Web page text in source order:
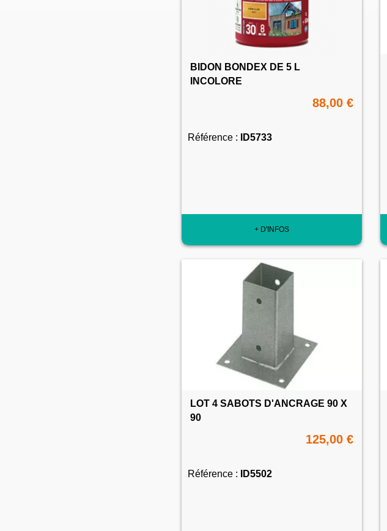
BIDON BONDEX DE 5 L
INCOLORE
88,00 €
Référence : ID5733
+ D'INFOS
LOT 4 SABOTS D'ANCRAGE 90 X
90
125,00 €
Référence : ID5502